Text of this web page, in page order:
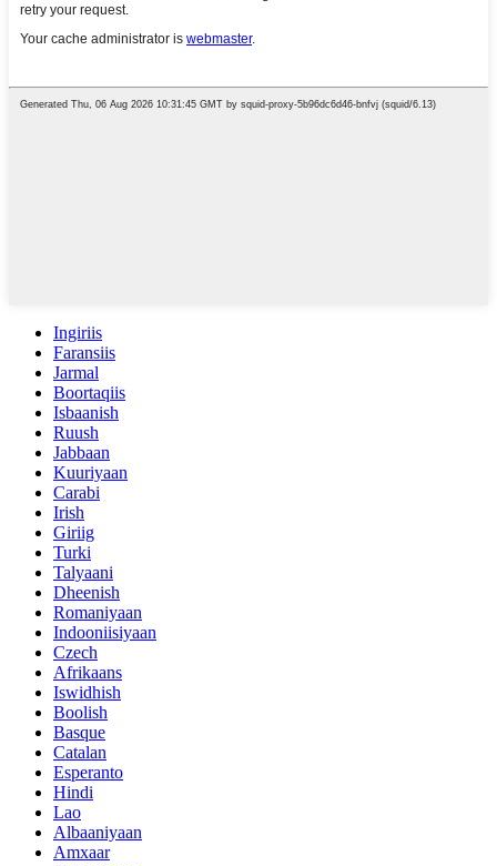
Ingiriis
Faransiis
Jarmal
Boortaqiis
Isbaanish
Ruush
Jabbaan
Kuuriyaan
Carabi
Irish
Giriig
Turki
Talyaani
Dheenish
Romaniyaan
Indooniisiyaan
Czech
Afrikaans
Iswidhish
Boolish
Basque
Catalan
Esperanto
Hindi
Lao
Albaaniyaan
Amxaar